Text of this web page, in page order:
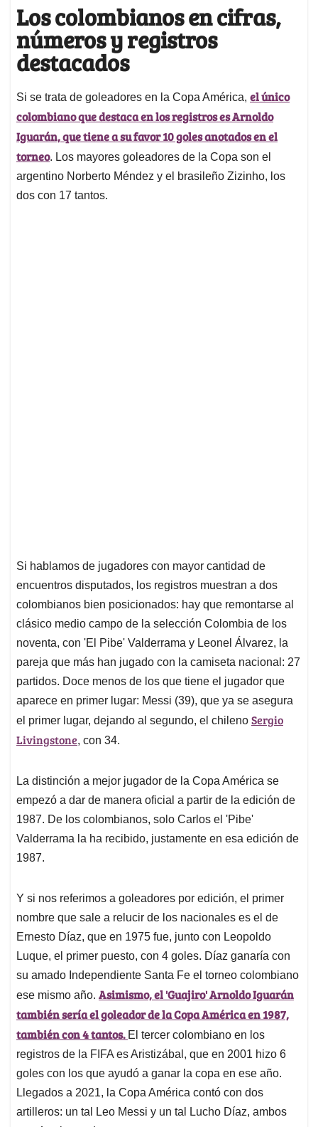
Los colombianos en cifras,
números y registros
destacados
Si se trata de goleadores en la Copa América, el único
colombiano que destaca en los registros es Arnoldo
Iguarán, que tiene a su favor 10 goles anotados en el
torneo. Los mayores goleadores de la Copa son el
argentino Norberto Méndez y el brasileño Zizinho, los
dos con 17 tantos.
Si hablamos de jugadores con mayor cantidad de
encuentros disputados, los registros muestran a dos
colombianos bien posicionados: hay que remontarse al
clásico medio campo de la selección Colombia de los
noventa, con 'El Pibe' Valderrama y Leonel Álvarez, la
pareja que más han jugado con la camiseta nacional: 27
partidos. Doce menos de los que tiene el jugador que
aparece en primer lugar: Messi (39), que ya se asegura
el primer lugar, dejando al segundo, el chileno Sergio
Livingstone, con 34.
La distinción a mejor jugador de la Copa América se
empezó a dar de manera oficial a partir de la edición de
1987. De los colombianos, solo Carlos el 'Pibe'
Valderrama la ha recibido, justamente en esa edición de
1987.
Y si nos referimos a goleadores por edición, el primer
nombre que sale a relucir de los nacionales es el de
Ernesto Díaz, que en 1975 fue, junto con Leopoldo
Luque, el primer puesto, con 4 goles. Díaz ganaría con
su amado Independiente Santa Fe el torneo colombiano
ese mismo año. Asimismo, el 'Guajiro' Arnoldo Iguarán
también sería el goleador de la Copa América en 1987,
también con 4 tantos. El tercer colombiano en los
registros de la FIFA es Aristizábal, que en 2001 hizo 6
goles con los que ayudó a ganar la copa en ese año.
Llegados a 2021, la Copa América contó con dos
artilleros: un tal Leo Messi y un tal Lucho Díaz, ambos